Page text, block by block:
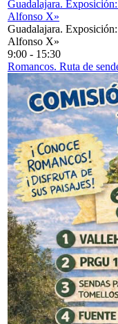
Guadalajara.
Alfonso X»
Guadalajara.
Alfonso X»
9:00 - 15:30
Romancos. Ruta de